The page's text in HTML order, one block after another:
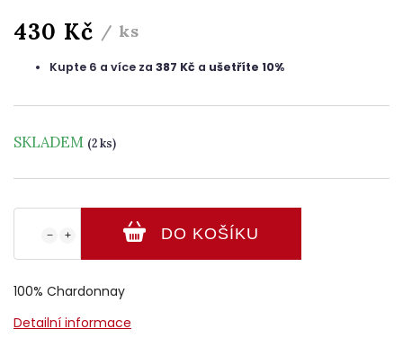
430 Kč / ks
Kupte 6 a více za 387 Kč a ušetříte 10%
SKLADEM (2 ks)
+
− DO KOŠÍKU
100% Chardonnay
Detailní informace